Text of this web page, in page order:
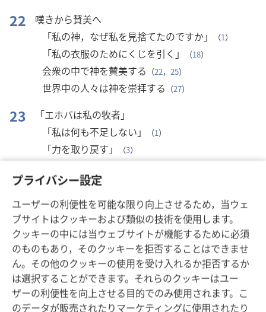
プライバシー設定
ユーザーの利便性を可能な限り向上させるため，当ウェ
ブサイトはクッキーおよび類似の技術を使用します。
クッキーの中には当ウェブサイトが機能するために必須
のものもあり，そのクッキーを拒否することはできませ
ん。その他のクッキーの使用を受け入れるか拒否するか
は選択することができます。それらのクッキーはユー
ザーの利便性を向上させる目的でのみ使用されます。こ
のデータが販売されたりマーケティングに使用されたり
22
嘆きから賛美へ
「私の神，なぜ私を見捨てたのですか」
（1）
「私の衣服のためにくじを引く」 （18）
会衆の中で神を賛美する （22， 25）
世界中の人々は神を崇拝する （27）
23
「エホバは私の牧者」
「私は何も不足しない」
（1）
「力を取り戻す」 （3）
地球はエホバのもの（ 1）
25
導きと許しを求める祈り
あなたの道をどう歩むべきかを教えてください
（4）
エホバを親しい友とする（ 14 ）
「私の全ての罪を許してください」（18）